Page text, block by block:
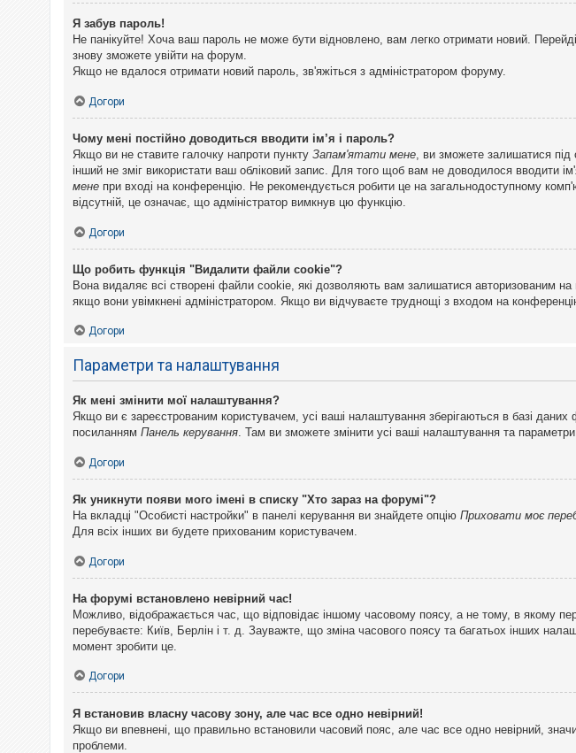
Я забув пароль!
Не панікуйте! Хоча ваш пароль не може бути відновлено, вам легко отримати новий.
знову зможете увійти на форум.
Якщо не вдалося отримати новий пароль, зв'яжіться з адміністратором форуму.
Догори
Чому мені постійно доводиться вводити ім’я і пароль?
Якщо ви не ставите галочку напроти пункту Запам'ятати мене, ви зможете залишатися під
інший не зміг використати ваш обліковий запис. Для того щоб вам не доводилося вводити
мене при вході на конференцію. Не рекомендується робити це на загальнодоступному
відсутній, це означає, що адміністратор вимкнув цю функцію.
Догори
Що робить функція "Видалити файли cookie"?
Вона видаляє всі створені файли cookie, які дозволяють вам залишатися авторизованим на
якщо вони увімкнені адміністратором. Якщо ви відчуваєте труднощі з входом на
Догори
Параметри та налаштування
Як мені змінити мої налаштування?
Якщо ви є зареєстрованим користувачем, усі ваші налаштування зберігаються в базі даних
посиланням Панель керування. Там ви зможете змінити усі ваші налаштування та
Догори
Як уникнути появи мого імені в списку "Хто зараз на форумі"?
На вкладці "Особисті настройки" в панелі керування ви знайдете опцію Приховати моє
Для всіх інших ви будете прихованим користувачем.
Догори
На форумі встановлено невірний час!
Можливо, відображається час, що відповідає іншому часовому поясу, а не тому, в якому
перебуваєте: Київ, Берлін і т. д. Зауважте, що зміна часового поясу та багатьох інших
момент зробити це.
Догори
Я встановив власну часову зону, але час все одно невірний!
Якщо ви впевнені, що правильно встановили часовий пояс, але час все одно невірний,
проблеми.